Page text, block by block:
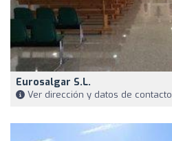
Eurosalgar S.l.
Ver dirección y datos de contacto